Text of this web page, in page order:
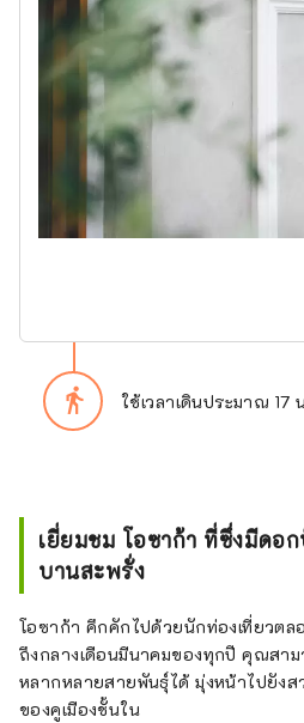
directions_walk ใช้เวลาเดินประมาณ 17
เยี่ยมชม โอซาก้า ที่ซึ่งมีดอ
บานสะพรั่ง
โอซาก้า คึกคักไปด้วยนักท่องเที่ยวตล
ถึงกลางเดือนมีนาคมของทุกปี คุณสาม
หลากหลายสายพันธุ์ได้ มุ่งหน้าไปยัง
ของคูเมืองชั้นใน